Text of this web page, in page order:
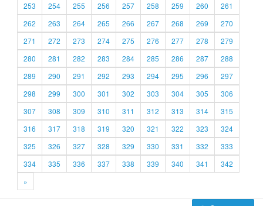
253
254 255 256 257 258 259 260
261
262
263 264 265 266 267 268 269
270
271
272 273 274 275 276 277 278
279
280
281 282 283 284 285 286 287
288
289
290 291 292 293 294 295 296
297
298
299 300 301 302 303 304 305
306
307
308 309 310 311 312 313 314
315
316
317 318 319 320 321 322 323
324
325
326 327 328 329 330 331 332
333
334
335 336 337 338 339 340 341
342
»